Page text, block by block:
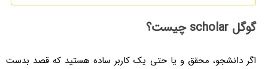
گوگل scholar چیست؟
اگر دانشجو، محقق و یا حتی یک کاربر ساده هستید که قصد بدست